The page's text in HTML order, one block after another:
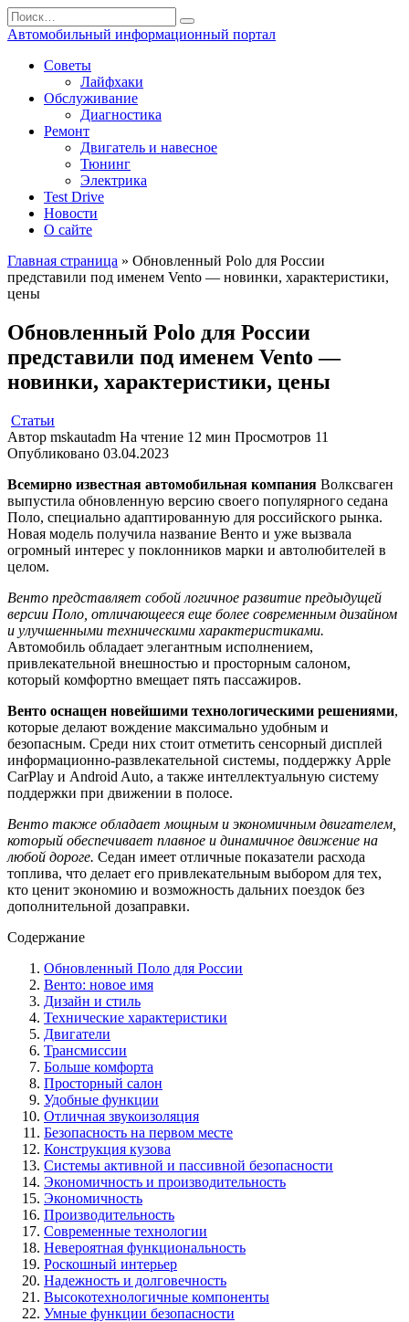
Перейти
к
Search
for:
Автомобильный информационный портал
Советы
Лайфхаки
Обслуживание
Диагностика
Ремонт
Двигатель и навесное
Тюнинг
Электрика
Test Drive
Новости
О сайте
Главная страница » Обновленный Polo для России
представили под именем Vento — новинки, характеристики,
цены
Обновленный Polo для России
представили под именем Vento —
новинки, характеристики, цены
Статьи
Автор mskautadm На чтение 12 мин Просмотров 11
Опубликовано 03.04.2023
Всемирно известная автомобильная компания Волксваген
выпустила обновленную версию своего популярного седана
Поло, специально адаптированную для российского рынка.
Новая модель получила название Венто и уже вызвала
огромный интерес у поклонников марки и автолюбителей в
целом.
Венто представляет собой логичное развитие предыдущей
версии Поло, отличающееся еще более современным дизайном
и улучшенными техническими характеристиками.
Автомобиль обладает элегантным исполнением,
привлекательной внешностью и просторным салоном,
который комфортно вмещает пять пассажиров.
Венто оснащен новейшими технологическими решениями,
которые делают вождение максимально удобным и
безопасным. Среди них стоит отметить сенсорный дисплей
информационно-развлекательной системы, поддержку Apple
CarPlay и Android Auto, а также интеллектуальную систему
поддержки при движении в полосе.
Венто также обладает мощным и экономичным двигателем,
который обеспечивает плавное и динамичное движение на
любой дороге. Седан имеет отличные показатели расхода
топлива, что делает его привлекательным выбором для тех,
кто ценит экономию и возможность дальних поездок без
дополнительной дозаправки.
Содержание
Обновленный Поло для России
Венто: новое имя
Дизайн и стиль
Технические характеристики
Двигатели
Трансмиссии
Больше комфорта
Просторный салон
Удобные функции
Отличная звукоизоляция
Безопасность на первом месте
Конструкция кузова
Системы активной и пассивной безопасности
Экономичность и производительность
Экономичность
Производительность
Современные технологии
Невероятная функциональность
Роскошный интерьер
Надежность и долговечность
Высокотехнологичные компоненты
Умные функции безопасности